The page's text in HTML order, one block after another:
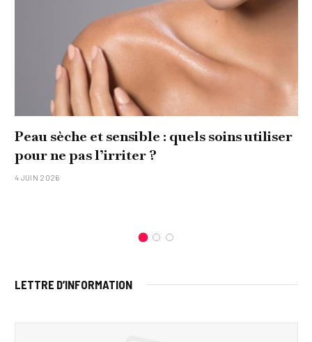
soins utiliser
Comment réaliser un
original pour sa famille ?
LETTRE D’INFORMATION